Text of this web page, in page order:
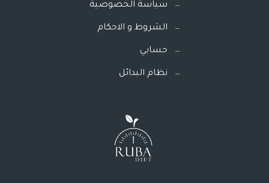
سياسة الخصوصية
الشروط و الاحكام
حسابي
نظام البدائل